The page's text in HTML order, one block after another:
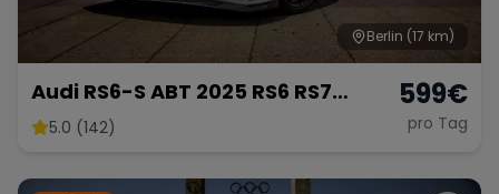
Berlin (17 km)
Audi RS6-S ABT 2025 RS6 RS7
mieten 800 PS Berlin Sportwagen
5.0 (142)
599€
pro Tag